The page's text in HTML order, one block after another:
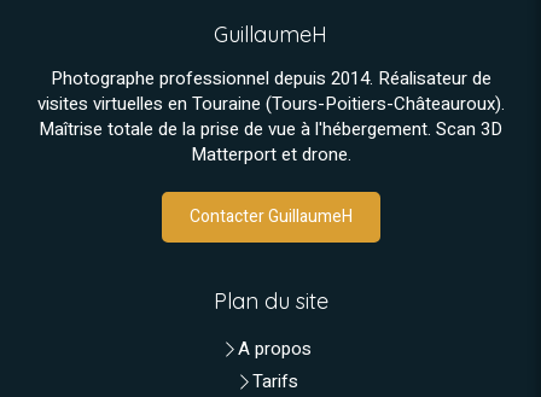
GuillaumeH
Photographe professionnel depuis 2014. Réalisateur de
visites virtuelles en Touraine (Tours-Poitiers-Châteauroux).
Maîtrise totale de la prise de vue à l'hébergement. Scan 3D
Matterport et drone.
Contacter GuillaumeH
Plan du site
A propos
Tarifs